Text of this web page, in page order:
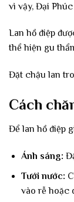
vì vậy, Đại
Lan hồ điệp
thể hiện gu
Đặt chậu lan
Cách
Để lan hồ điệp
Ánh sáng:
Tưới nước:
vào rễ hoặc